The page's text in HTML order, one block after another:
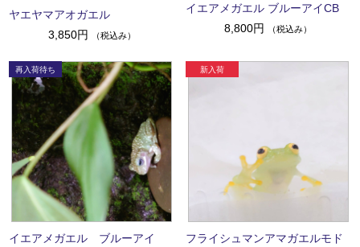
ヤエヤマアオガエル
3,850円
（税込み）
イエアメガエル ブルーアイCB
8,800円
（税込み）
イエアメガエル ブルーアイ
フライシュマンアマガエルモド